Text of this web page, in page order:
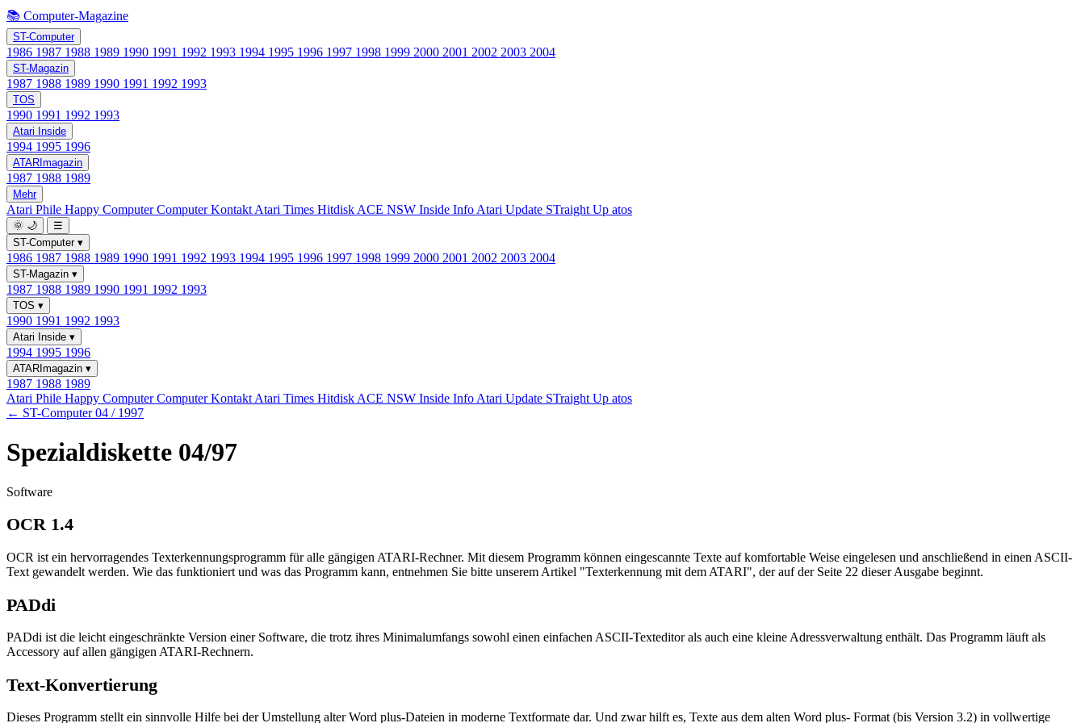
📚 Computer-Magazine
ST-Computer
1986 1987 1988 1989 1990 1991 1992 1993 1994 1995 1996 1997 1998 1999 2000 2001 2002 2003 2004
ST-Magazin
1987 1988 1989 1990 1991 1992 1993
TOS
1990 1991 1992 1993
Atari Inside
1994 1995 1996
ATARImagazin
1987 1988 1989
Mehr
Atari Phile Happy ComputerComputer Kontakt Atari Times Hitdisk ACE NSW Inside Info Atari Update STraight Up atos
🌞 🌙
☰
ST-Computer ▾
1986 1987 1988 1989 1990 1991 1992 1993 1994 1995 1996 1997 1998 1999 2000 2001 2002 2003 2004
ST-Magazin ▾
1987 1988 1989 1990 1991 1992 1993
TOS ▾
1990 1991 1992 1993
Atari Inside ▾
1994 1995 1996
ATARImagazin ▾
1987 1988 1989
Atari Phile Happy ComputerComputer Kontakt Atari Times Hitdisk ACE NSW Inside Info Atari Update STraight Up atos
← ST-Computer 04 / 1997
Spezialdiskette 04/97
Software
OCR 1.4
OCR ist ein hervorragendes Texterkennungsprogramm für alle gängigen ATARI-Rechner. Mit diesem Programm können eingescannte Texte auf komfortable Weise eingelesen und anschließend in einen ASCII-
Text gewandelt werden. Wie das funktioniert und was das Programm kann, entnehmen Sie bitte unserem Artikel "Texterkennung mit dem ATARI", der auf der Seite 22 dieser Ausgabe beginnt.
PADdi
PADdi ist die leicht eingeschränkte Version einer Software, die trotz ihres Minimalumfangs sowohl einen einfachen ASCII-Texteditor als auch eine kleine Adressverwaltung enthält. Das Programm läuft als
Accessory auf allen gängigen ATARI-Rechnern.
Text-Konvertierung
Dieses Programm stellt ein sinnvolle Hilfe bei der Umstellung alter Word plus-Dateien in moderne Textformate dar. Und zwar hilft es, Texte aus dem alten Word plus- Format (bis Version 3.2) in vollwertige